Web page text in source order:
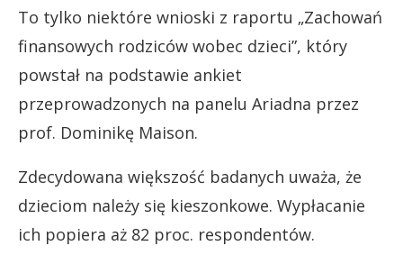
To tylko niektóre wnioski z raportu „Zachowań
finansowych rodziców wobec dzieci”, który
powstał na podstawie ankiet
przeprowadzonych na panelu Ariadna przez
prof. Dominikę Maison.
Zdecydowana większość badanych uważa, że
dzieciom należy się kieszonkowe. Wypłacanie
ich popiera aż 82 proc. respondentów.